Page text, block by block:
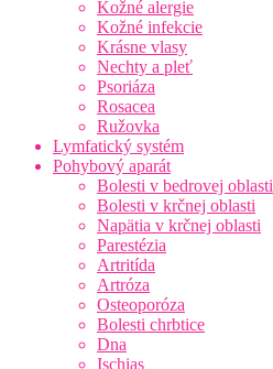
Kožné alergie
Kožné infekcie
Krásne vlasy
Nechty a pleť
Psoriáza
Rosacea
Ružovka
Lymfatický systém
Pohybový aparát
Bolesti v bedrovej oblasti
Bolesti v krčnej oblasti
Napätia v krčnej oblasti
Parestézia
Artritída
Artróza
Osteoporóza
Bolesti chrbtice
Dna
Ischias